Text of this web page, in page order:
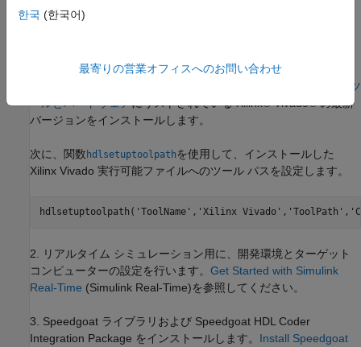
Simulink Real-Time を使用して、リアルタイム モデルを
セットアップと構成
HDL の言語サポートおよびサポートされるサードパーティ製ツ
ールとハードウェアにリストされている Xilinx® Vivado® の最新
バージョンをインストールします。
次に、関数 hdlsetuptoolpath を使用して、インストールした
Xilinx Vivado 実行可能ファイルへのツール パスを設定します。
hdlsetuptoolpath( 'ToolName' , 'Xilinx Vivado' , 'ToolPath' ,
2. リアルタイム シミュレーション用に、開発環境とターゲット
コンピューターの設定を行います。 Get Started with Simulink
Real-Time (Simulink Real-Time)を参照してください。
3. Speedgoat ライブラリおよび Speedgoat HDL Coder
Integration Package をインストールします。 Install Speedgoat
한국 (한국어)
最寄りの営業オフィスへのお問い合わせ